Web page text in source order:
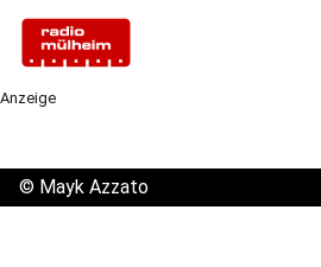
Anzeige
© Mayk Azzato